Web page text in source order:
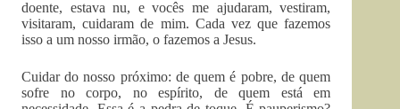
doente, estava nu, e vocês me ajudaram, vestiram,
visitaram, cuidaram de mim. Cada vez que fazemos
isso a um nosso irmão, o fazemos a Jesus.
Cuidar do nosso próximo: de quem é pobre, de quem
sofre no corpo, no espírito, de quem está em